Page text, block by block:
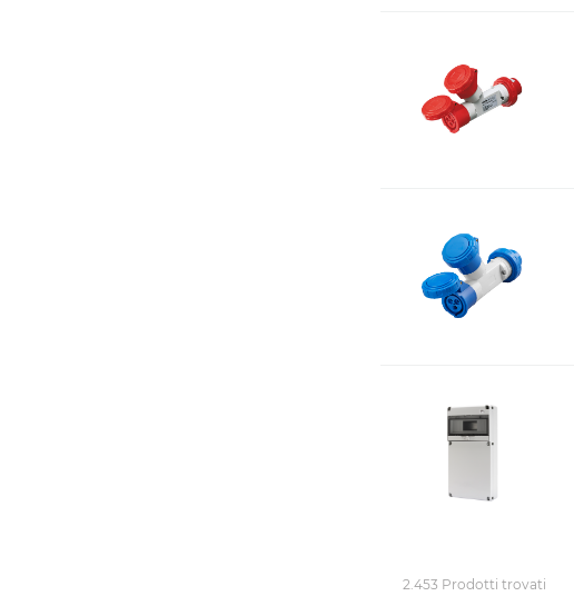
2.453 Prodotti trovati